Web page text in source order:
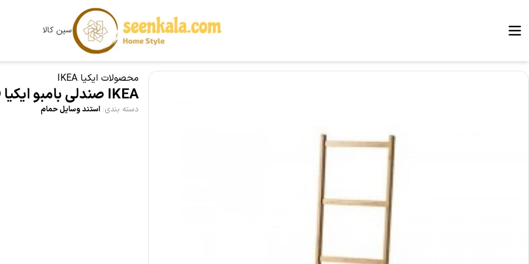
سین کالا
محصولات ایکیا IKEA
IKEA صندلی بامبو ایکیا RÅGRUND
دسته بندی: استند وسایل حمام